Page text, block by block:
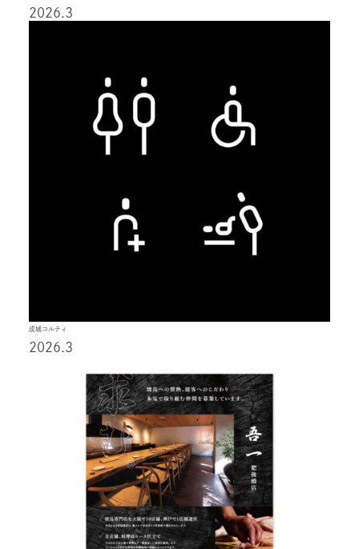
2026.3
成城コルティ
2026.3